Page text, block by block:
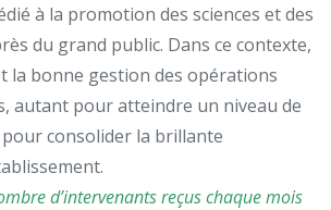
à la promotion des sciences et des
du grand public. Dans ce contexte,
la bonne gestion des opérations
autant pour atteindre un niveau de
consolider la brillante
d’intervenants reçus chaque mois